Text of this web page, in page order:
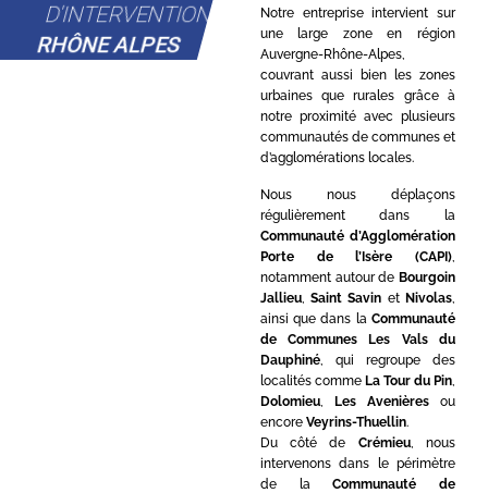
D'INTERVENTION
RHÔNE ALPES
Notre entreprise intervient sur
une large zone en région
Auvergne-Rhône-Alpes,
couvrant aussi bien les zones
urbaines que rurales grâce à
notre proximité avec plusieurs
communautés de communes et
d’agglomérations locales.
Nous nous déplaçons
régulièrement dans la
Communauté d’Agglomération
Porte de l’Isère (CAPI)
notamment autour de Bourgoin
Jallieu,Saint Savin et Nivolas
ainsi que dans la Communauté
de Communes Les Vals du
Dauphiné, qui regroupe des
localités comme La Tour du Pin
Dolomieu, Les Avenièresou
encore Veyrins-Thuellin.
Du côté de Crémieu, nous
intervenons dans le périmètre
de laCommunauté de